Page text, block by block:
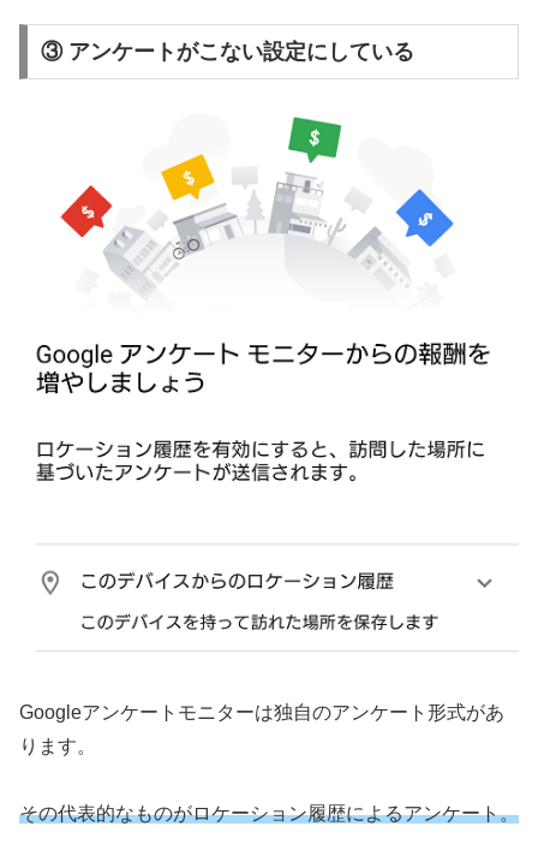
③ アンケートがこない設定にしている
Googleアンケートモニターは独自のアンケート形式があ
ります。
その代表的なものがロケーション履歴によるアンケート。